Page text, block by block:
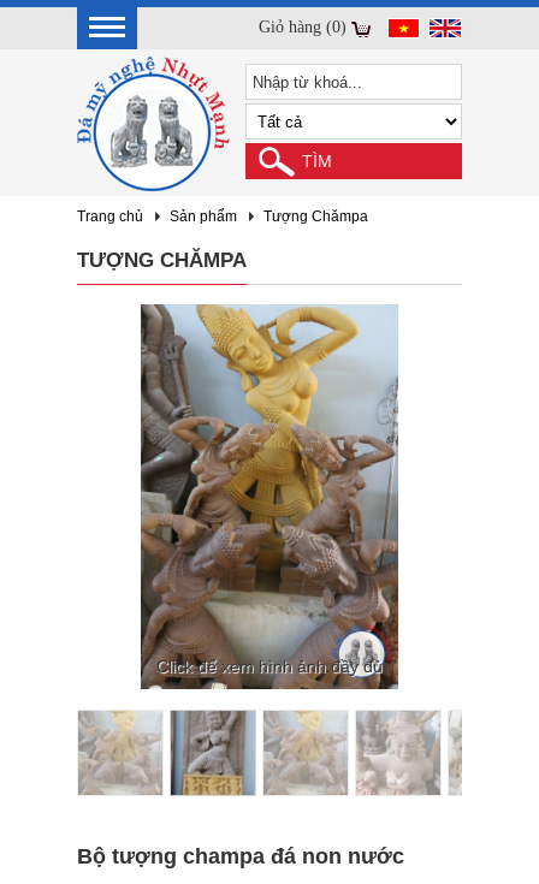
Giỏ hàng (0)
Trang chủ Sản phẩm Tượng Chămpa
TƯỢNG CHĂMPA
Click để xem hình ảnh đầy đủ
Bộ tượng champa đá non nước